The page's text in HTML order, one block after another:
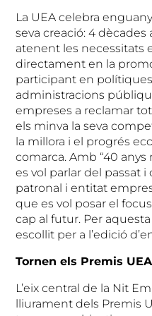
La UEA celebra
seva creació: 4
atenent les necessitats
directament en la
participant en
administracions
empreses a reclamar
els minva la seva
la millora i el progrés
comarca. Amb “40
es vol parlar del passat
patronal i entitat
que es vol posar el
cap al futur. Per
escollit per a l’edició
Tornen els Premis UEA
L’eix central de la Nit
lliurament dels Premis